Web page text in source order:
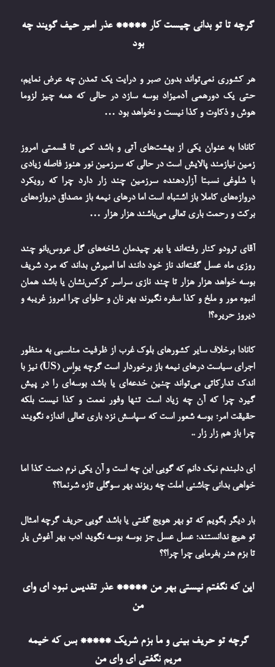
گرچه تا تو بدانی چیست کار ***** عذر امیر حیف گویند چه
بود
هر کشوری نمی‌تواند بدون صبر و درایت یک تمدن چه عرض نمایم،
حتی یک دورهمی آدمیزاد بوسه سازد در حالی که همه چیز لزوما
هوش و ذکاوت و کذا نیست و نخواهد بود …
کانادا به عنوان یکی از بهشت‌های آتی و باشد کمی تا قسمتی امروز
زمین نیازمند پالایش است در حالی که سرزمین نور هنوز فاصله زیادی
با شلوغی نسبتا آزاردهنده سرزمین چند زار دارد چرا که رویکرد
دروازه‌های کاملا باز اشتباه است اما درهای نیمه باز مصداق دروازه‌های
برکت و رحمت باری تعالی می‌باشند هزار هزار …
آقای ترودو کنار رفته‌اند یا بهر چیدمان شاخه‌های گل عروس‌بانو چند
روزی ماه عسل گفته‌اند ناز خود دانند اما امیرش بداند که مرد شریف
بوسه خواهد هزار هزار تا چند نازی سراسر کرکس‌نشان یا باشد همان
انبوه مور و ملخ و کذا سفره نگیرند بهر نان و حلوای چرا امروز غریبه و
دیروز حریره؟!
کانادا برخلاف سایر کشورهای بلوک غرب از ظرفیت مناسبی به منظور
اجرای سیاست درهای نیمه باز برخوردار است گرچه یواِس (US) نیز با
اندک تدارکاتی می‌تواند چنین خدعه‌ای یا باشد بوسه‌ای را در پیش
گیرد چرا که آن چه زیاد است تنها وفور نعمت و کذا نیست بلکه
حقیقت امر؛ بوسه شعور است که سپاسش نزد باری تعالی اندازه نگویند
چرا باز هم زار زار ..
ای دلبندم نیک دانم که گویی این چه است و آن یکی نرم دست کذا اما
خواهی بدانی چاشنی املت چه ریزند بهر سوگلی تازه شرنما؟؟
بار دیگر بگویم که تو بهر هویج گفتی یا باشد گویی حریف گرچه امثال
تو هیچ ندانستند؛ عسل عسل جز بوسه بوسه نگوید ادب بهر آغوش یار
تا بزم هنر بفرمایی چرا چرا؟؟
این که نگفتم نیستی بهر من ***** عذر تقدیس نبود ای وای
من
گرچه تو حریف بینی و ما بزم شریک ***** بس که خیمه
مریم نگفتی ای وای من